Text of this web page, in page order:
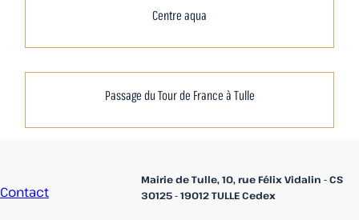
Centre aqua
Passage du Tour de France à Tulle
Contact
Mairie de Tulle, 10, rue Félix Vidalin - CS
30125 - 19012 TULLE Cedex